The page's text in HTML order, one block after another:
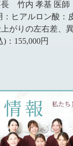
長 竹内 孝基 医師
ヒアルロン酸：
がりの左右差、
： 155,000円